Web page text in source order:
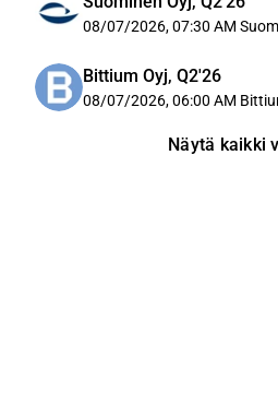
08/07/2026, 07:30 AM
Bittium Oyj, Q2'26
08/07/2026, 06:00 AM
Näytä kaikki